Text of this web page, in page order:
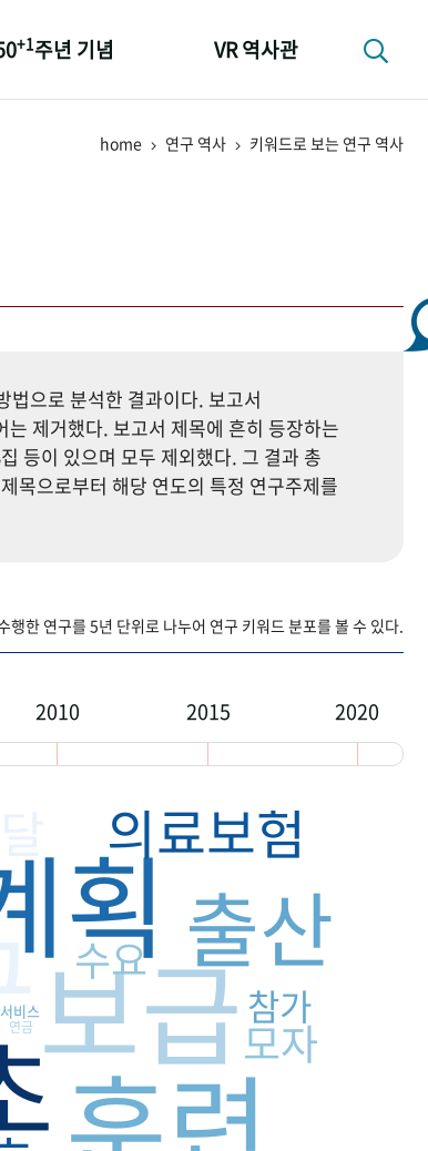
+1주년 기념 VR 역사관
home 연구 역사 키워드로 보는 연구 역사
법으로 분석한 결과이다. 보고서
제거했다. 보고서 제목에 흔히 등장하는
등이 있으며 모두 제외했다. 그 결과 총
목으로부터 해당 연도의 특정 연구주제를
행한 연구를 5년 단위로 나누어 연구 키워드 분포를 볼 수 있다.
2010 2015 2020
획
보급
출산
의료보험
모자
수요
참가
서비스
연금